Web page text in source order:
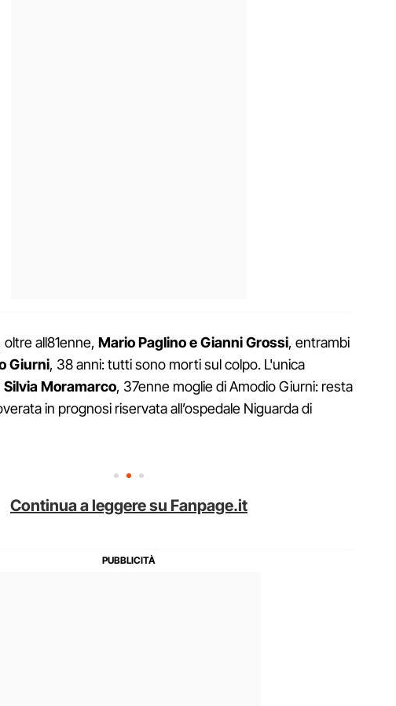
all81enne, Mario Paglino e Gianni Grossi, entrambi
Giurni, 38 anni: tutti sono morti sul colpo. L'unica
Silvia Moramarco, 37enne moglie di Amodio Giurni: resta
in prognosi riservata all’ospedale Niguarda di
Continua a leggere su Fanpage.it